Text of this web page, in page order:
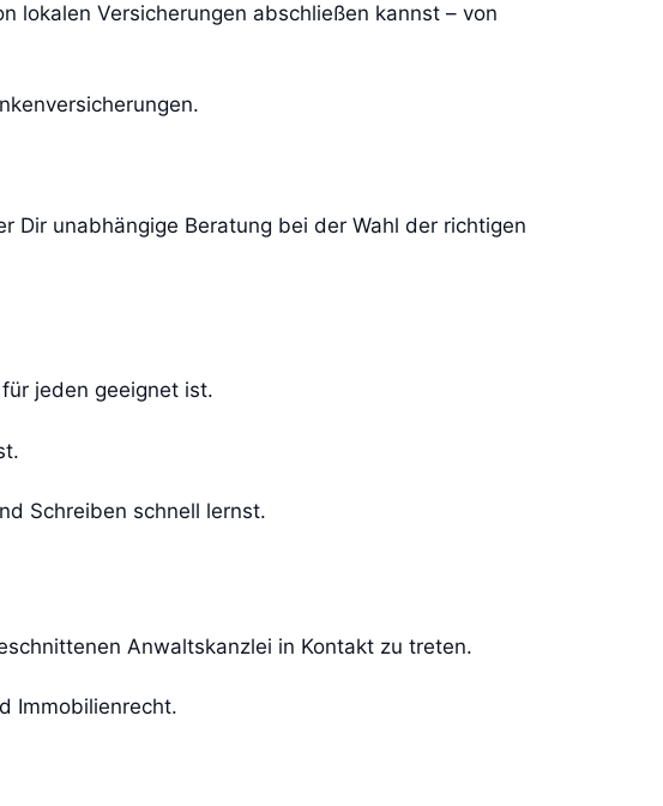
lokalen Versicherungen abschließen kannst – von
Dir unabhängige Beratung bei der Wahl der richtigen
jeden geeignet ist.
Schreiben schnell lernst.
Anwaltskanzlei in Kontakt zu treten.
Immobilienrecht.